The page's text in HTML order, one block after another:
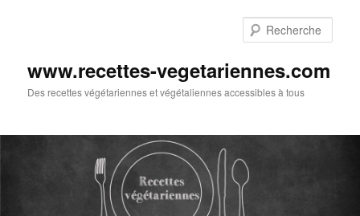
www.recettes-vegetariennes.com
Des recettes végétariennes et végétaliennes accessibles à tous